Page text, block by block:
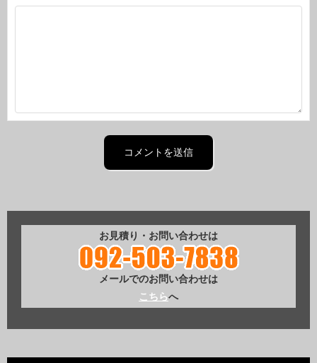
お見積り・お問い合わせは
メールでのお問い合わせは
こちらへ